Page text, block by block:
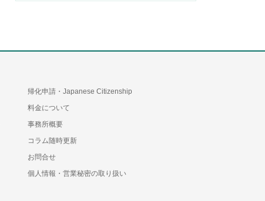
帰化申請・Japanese Citizenship
料金について
事務所概要
コラム随時更新
お問合せ
個人情報・営業秘密の取り扱い